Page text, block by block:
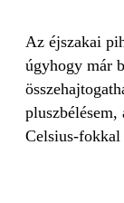
Az éjszakai
úgyhogy már
Celsius-fokkal